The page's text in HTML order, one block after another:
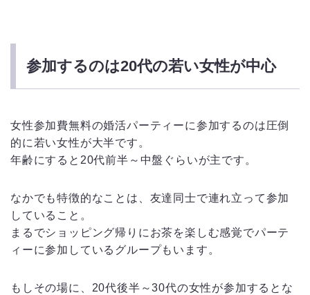
参加するのは20代の若い女性が中心
女性参加費無料の婚活パーティーに参加するのは圧倒
的に若い女性が大半です。
年齢にすると20代前半～中盤ぐらいが主です。
なかでも特徴的なことは、友達同士で連れ立って参加
していること。
まるでショッピング帰りにお茶を楽しむ感覚でパーテ
ィーに参加しているグループもいます。
もしその場に、20代後半～30代の女性が参加するとな